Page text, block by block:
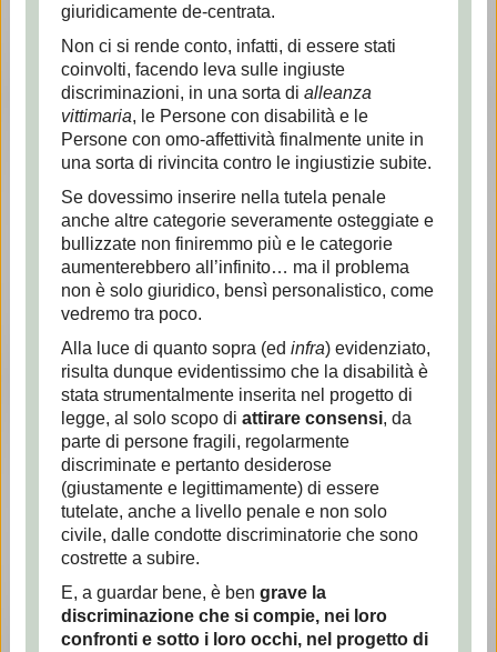
giuridicamente de-centrata.
Non ci si rende conto, infatti, di essere stati
coinvolti, facendo leva sulle ingiuste
discriminazioni, in una sorta di alleanza
vittimaria, le Persone con disabilità e le
Persone con omo-affettività finalmente unite in
una sorta di rivincita contro le ingiustizie subite.
Se dovessimo inserire nella tutela penale
anche altre categorie severamente osteggiate e
bullizzate non finiremmo più e le categorie
aumenterebbero all’infinito… ma il problema
non è solo giuridico, bensì personalistico, come
vedremo tra poco.
Alla luce di quanto sopra (ed infra) evidenziato,
risulta dunque evidentissimo che la disabilità è
stata strumentalmente inserita nel progetto di
legge, al solo scopo di attirare consensi, da
parte di persone fragili, regolarmente
discriminate e pertanto desiderose
(giustamente e legittimamente) di essere
tutelate, anche a livello penale e non solo
civile, dalle condotte discriminatorie che sono
costrette a subire.
E, a guardar bene, è ben grave la
discriminazione che si compie, nei loro
confronti e sotto i loro occhi, nel progetto di